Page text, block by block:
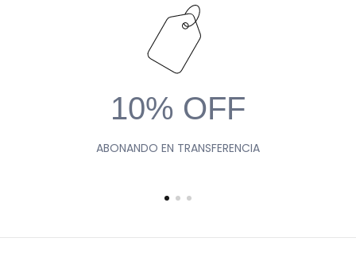
10% OFF
ABONANDO EN TRANSFERENCIA